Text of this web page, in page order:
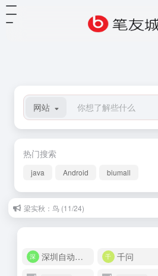
网站
热门搜索
java Android biumall
梁实秋：鸟 (11/24)
白岩松：幸福在哪里 (11/04)
深圳自动化商城
千问